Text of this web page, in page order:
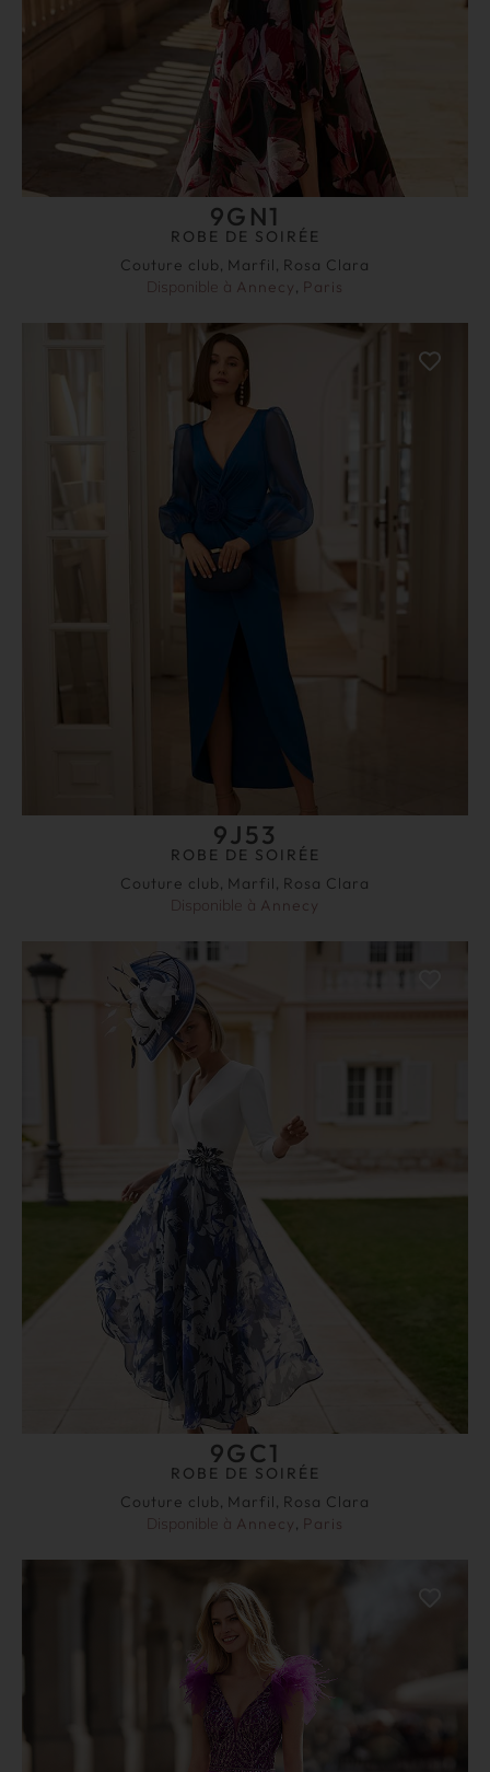
9GN1
ROBE DE SOIRÉE
Couture club, Marfil, Rosa Clara
Disponible à Annecy, Paris
9J53
ROBE DE SOIRÉE
Couture club, Marfil, Rosa Clara
Disponible à Annecy
9GC1
ROBE DE SOIRÉE
Couture club, Marfil, Rosa Clara
Disponible à Annecy, Paris